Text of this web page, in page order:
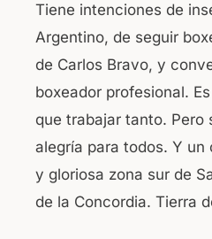
Tiene intenciones de
Argentino, de seguir
de Carlos Bravo, y
boxeador profesional.
que trabajar tanto. Pero
alegría para todos. Y un
y gloriosa zona sur de
de la Concordia. Tierra